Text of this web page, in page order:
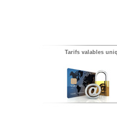
Tarifs valables